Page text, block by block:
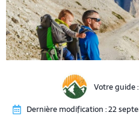
Votre guide :
Dernière modification :22